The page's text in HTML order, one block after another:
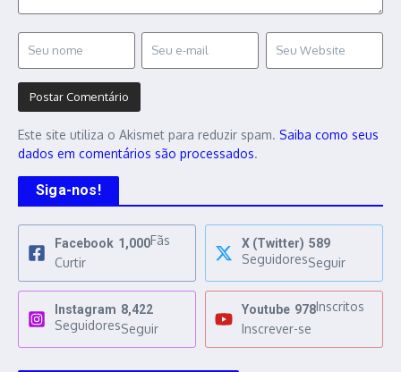
Este site utiliza o Akismet para reduzir spam. Saiba como seus
dados em comentários são processados.
Siga-nos!
Facebook 1,000Fãs
Curtir
X (Twitter) 589
SeguidoresSeguir
Instagram 8,422
SeguidoresSeguir
Youtube 978Inscritos
Inscrever-se